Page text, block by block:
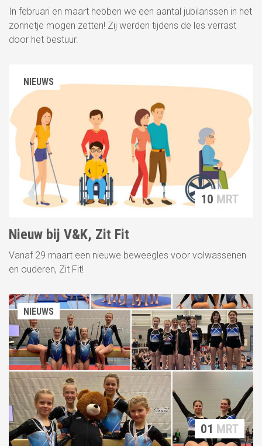
In februari en maart hebben we een aantal jubilarissen in het
zonnetje mogen zetten! Zij werden tijdens de les verrast
door het bestuur.
10 MRT
NIEUWS
Nieuw bij V&K, Zit Fit
Vanaf 29 maart een nieuwe beweegles voor volwassenen
en ouderen, Zit Fit!
01 MRT
NIEUWS